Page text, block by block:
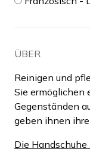
ÜBER
Reinigen und
Sie ermöglichen
Gegenständen
geben ihnen
Die